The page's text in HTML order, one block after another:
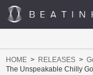
HOME RELEASES
The Unspeakable Chilly